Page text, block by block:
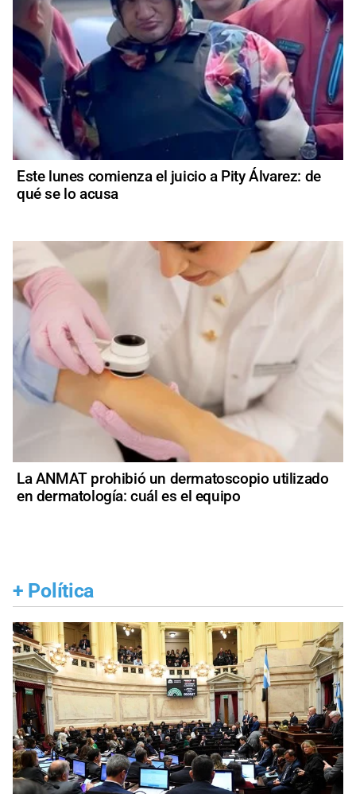
Este lunes comienza el juicio a Pity Álvarez: de
qué se lo acusa
La ANMAT prohibió un dermatoscopio utilizado
en dermatología: cuál es el equipo
+ Política